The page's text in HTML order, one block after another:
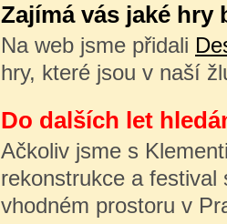
Zajímá vás jaké hry
Na web jsme přidali
hry, které jsou v naší
Do dalších let
Ačkoliv jsme s
rekonstrukce a
vhodném prostoru v